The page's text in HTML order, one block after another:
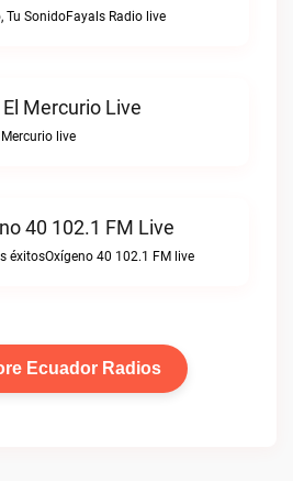
Tu SonidoFayals Radio live
El Mercurio Live
Mercurio live
40 102.1 FM Live
éxitosOxígeno 40 102.1 FM live
Ecuador Radios